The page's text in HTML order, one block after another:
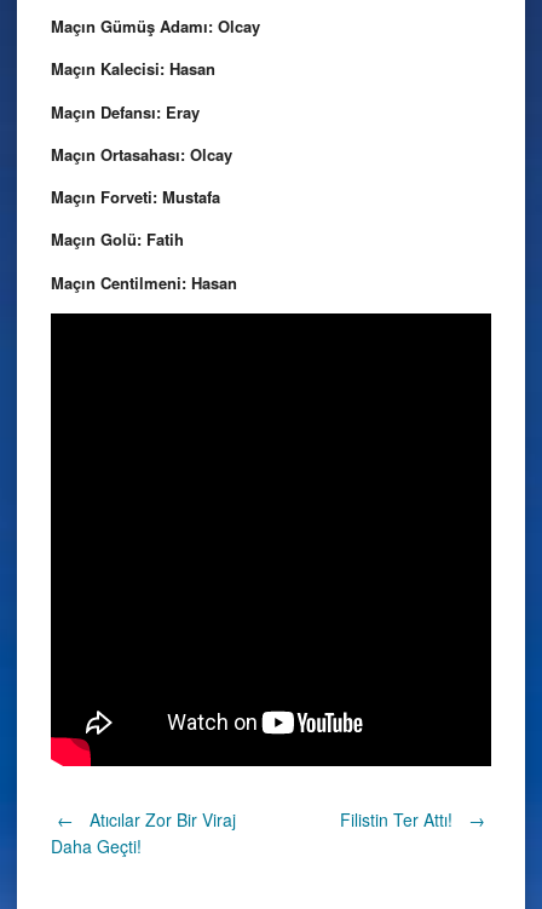
Maçın Gümüş Adamı: Olcay
Maçın Kalecisi: Hasan
Maçın Defansı: Eray
Maçın Ortasahası: Olcay
Maçın Forveti: Mustafa
Maçın Golü: Fatih
Maçın Centilmeni: Hasan
Post
←
Atıcılar Zor Bir Viraj
Daha Geçti!
Filistin Ter Attı! →